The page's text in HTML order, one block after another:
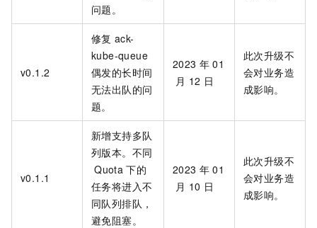
问题。
v0.1.2
修复 ack-
kube-queue
偶发的长时间
无法出队的问
题。
2023 年 01
月 12 日
此次升级不
会对业务造
成影响。
v0.1.1
新增支持多队
列版本。不同
Quota 下的
任务将进入不
同队列排队，
避免阻塞。
2023 年 01
月 10 日
此次升级不
会对业务造
成影响。